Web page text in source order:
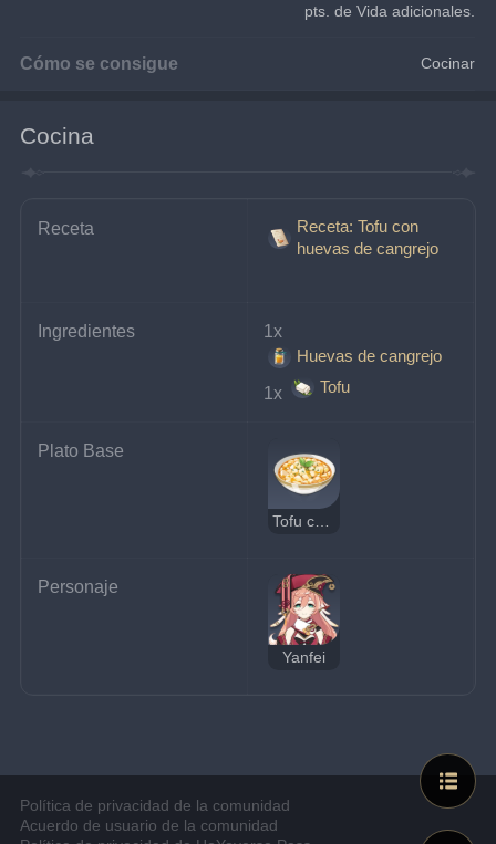
pts. de Vida adicionales.
Cómo se consigue Cocinar
Cocina
Receta
Receta: Tofu con
huevas de cangrejo
Ingredientes
1x
Huevas de cangrejo
1x
Tofu
Plato Base
Tofu con huevas de cangrejo
Personaje
Yanfei
Política de privacidad de la comunidad
Acuerdo de usuario de la comunidad